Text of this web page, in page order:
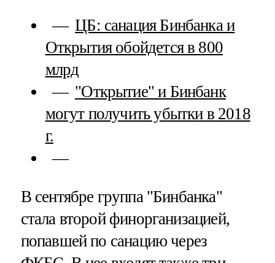
ЦБ: санация Бинбанка и
Открытия обойдется в 800
млрд
"Открытие" и Бинбанк
могут получить убытки в 2018
г.
В сентябре группа "Бинбанка"
стала второй финорганизацией,
попавшей по санацию через